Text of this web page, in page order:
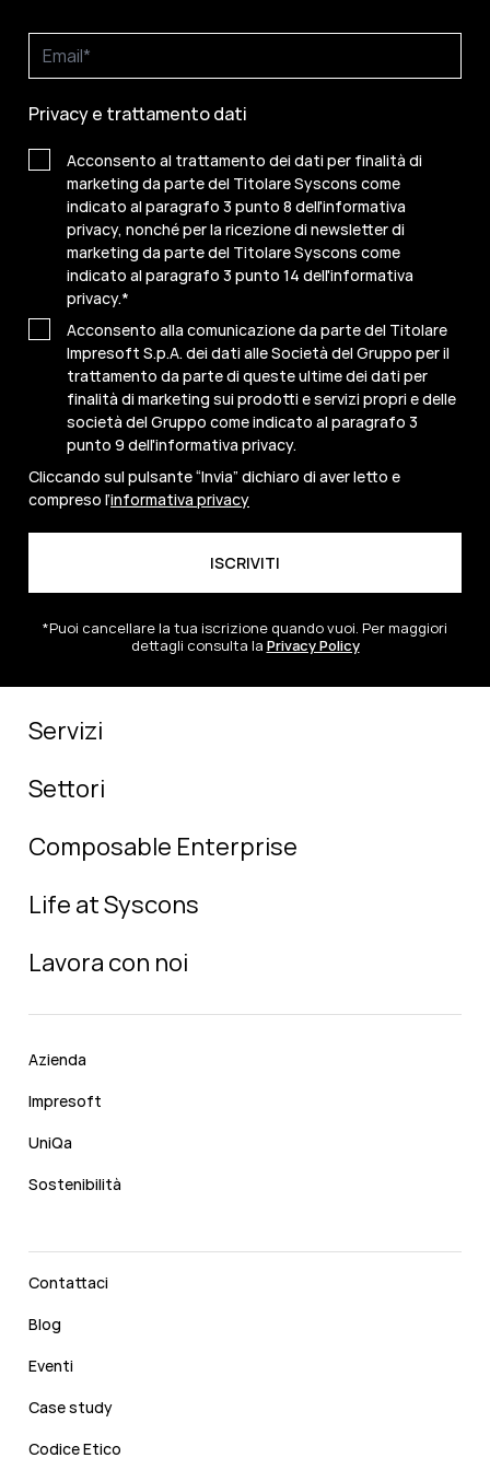
Privacy e trattamento dati
Acconsento al trattamento dei dati per finalità di
marketing da parte del Titolare Syscons come
indicato al paragrafo 3 punto 8 dell'informativa
privacy, nonché per la ricezione di newsletter di
marketing da parte del Titolare Syscons come
indicato al paragrafo 3 punto 14 dell'informativa
privacy.*
Acconsento alla comunicazione da parte del Titolare
Impresoft S.p.A. dei dati alle Società del Gruppo per il
trattamento da parte di queste ultime dei dati per
finalità di marketing sui prodotti e servizi propri e delle
società del Gruppo come indicato al paragrafo 3
punto 9 dell'informativa privacy.
Cliccando sul pulsante “Invia” dichiaro di aver letto e
compreso l’informativa privacy
*Puoi cancellare la tua iscrizione quando vuoi. Per maggiori
dettagli consulta la Privacy Policy
Servizi
Settori
Composable Enterprise
Life at Syscons
Lavora con noi
Azienda
Impresoft
UniQa
Sostenibilità
Contattaci
Blog
Eventi
Case study
Codice Etico